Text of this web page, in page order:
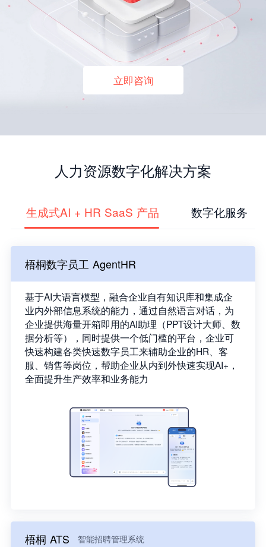
立即咨询
人力资源数字化解决方案
生成式AI + HR SaaS 产品 数字化服务
梧桐数字员工 AgentHR
基于AI大语言模型，融合企业自有知识库和集成企
业内外部信息系统的能力，通过自然语言对话，为
企业提供海量开箱即用的AI助理（PPT设计大师、数
据分析等），同时提供一个低门槛的平台，企业可
快速构建各类快速数字员工来辅助企业的HR、客
服、销售等岗位，帮助企业从内到外快速实现AI+，
全面提升生产效率和业务能力
梧桐 ATS 智能招聘管理系统